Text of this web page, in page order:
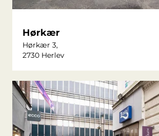
Hørkær
Hørkær 3,
2730 Herlev